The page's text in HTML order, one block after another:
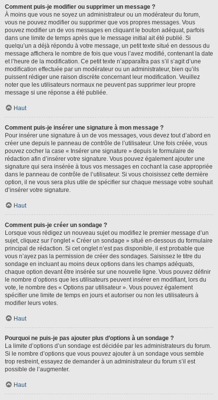
Comment puis-je modifier ou supprimer un message ?
À moins que vous ne soyez un administrateur ou un modérateur du forum,
vous ne pouvez modifier ou supprimer que vos propres messages. Vous
pouvez modifier un de vos messages en cliquant le bouton adéquat, parfois
dans une limite de temps après que le message initial ait été publié. Si
quelqu’un a déjà répondu à votre message, un petit texte situé en dessous du
message affichera le nombre de fois que vous l’avez modifié, contenant la date
et l’heure de la modification. Ce petit texte n’apparaîtra pas s’il s’agit d’une
modification effectuée par un modérateur ou un administrateur, bien qu’ils
puissent rédiger une raison discrète concernant leur modification. Veuillez
noter que les utilisateurs normaux ne peuvent pas supprimer leur propre
message si une réponse a été publiée.
Haut
Comment puis-je insérer une signature à mon message ?
Pour insérer une signature à un de vos messages, vous devez tout d’abord en
créer une depuis le panneau de contrôle de l’utilisateur. Une fois créée, vous
pouvez cocher la case « Insérer une signature » depuis le formulaire de
rédaction afin d’insérer votre signature. Vous pouvez également ajouter une
signature qui sera insérée à tous vos messages en cochant la case appropriée
dans le panneau de contrôle de l’utilisateur. Si vous choisissez cette dernière
option, il ne vous sera plus utile de spécifier sur chaque message votre souhait
d’insérer votre signature.
Haut
Comment puis-je créer un sondage ?
Lorsque vous rédigez un nouveau sujet ou modifiez le premier message d’un
sujet, cliquez sur l’onglet « Créer un sondage » situé en-dessous du formulaire
principal de rédaction. Si cet onglet n’est pas disponible, il est probable que
vous n’ayez pas la permission de créer des sondages. Saisissez le titre du
sondage en incluant au moins deux options dans les champs adéquats,
chaque option devant être insérée sur une nouvelle ligne. Vous pouvez définir
le nombre d’options que les utilisateurs peuvent insérer en modifiant, lors du
vote, le nombre des « Options par utilisateur ». Vous pouvez également
spécifier une limite de temps en jours et autoriser ou non les utilisateurs à
modifier leurs votes.
Haut
Pourquoi ne puis-je pas ajouter plus d’options à un sondage ?
La limite d’options d’un sondage est décidée par les administrateurs du forum.
Si le nombre d’options que vous pouvez ajouter à un sondage vous semble
trop restreint, essayez de demander à un administrateur du forum s’il est
possible de l’augmenter.
Haut